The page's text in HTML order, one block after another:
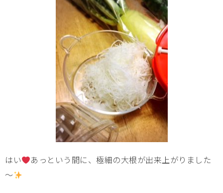
はい
あっという間に、極細の大根が出来上がりました
～